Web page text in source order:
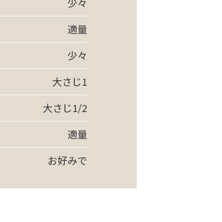
適量
少々
大さじ1
大さじ1/2
適量
お好みで